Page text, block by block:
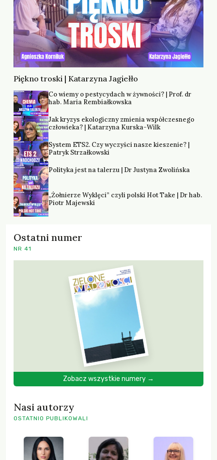
Piękno troski | Katarzyna Jagiełło
Co wiemy o pestycydach w żywności? | Prof. dr
hab. Maria Rembiałkowska
Jak kryzys ekologiczny zmienia współczesnego
człowieka? | Katarzyna Kurska-Wilk
System ETS2. Czy wyczyści nasze kieszenie? |
Patryk Strzałkowski
Polityka jest na talerzu | Dr Justyna Zwolińska
„Żołnierze Wyklęci” czyli polski Hot Take | Dr hab.
Piotr Majewski
Ostatni numer
NR 41
Zobacz wszystkie numery →
Nasi autorzy
OSTATNIO PUBLIKOWALI